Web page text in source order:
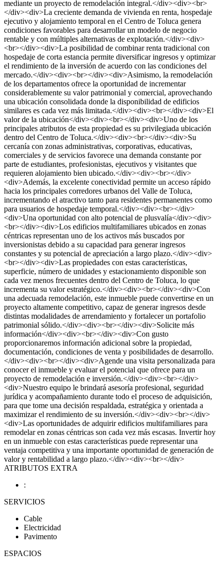
mediante un proyecto de remodelación integral.</div><div><br>
</div><div>La creciente demanda de vivienda en renta, hospedaje
ejecutivo y alojamiento temporal en el Centro de Toluca genera
condiciones favorables para desarrollar un modelo de negocio
rentable y con múltiples alternativas de explotación.</div><div>
<br></div><div>La posibilidad de combinar renta tradicional con
hospedaje de corta estancia permite diversificar ingresos y optimizar
el rendimiento de la inversión de acuerdo con las condiciones del
mercado.</div><div><br></div><div>Asimismo, la remodelación
de los departamentos ofrece la oportunidad de incrementar
considerablemente su valor patrimonial y comercial, aprovechando
una ubicación consolidada donde la disponibilidad de edificios
similares es cada vez más limitada.</div><div><br></div><div>El
valor de la ubicación</div><div><br></div><div>Uno de los
principales atributos de esta propiedad es su privilegiada ubicación
dentro del Centro de Toluca.</div><div><br></div><div>Su
cercanía con zonas administrativas, corporativas, educativas,
comerciales y de servicios favorece una demanda constante por
parte de estudiantes, profesionistas, ejecutivos y visitantes que
requieren alojamiento bien ubicado.</div><div><br></div>
<div>Además, la excelente conectividad permite un acceso rápido
hacia los principales corredores urbanos del Valle de Toluca,
incrementando el atractivo tanto para residentes permanentes como
para usuarios de hospedaje temporal.</div><div><br></div>
<div>Una oportunidad con alto potencial de plusvalía</div><div>
<br></div><div>Los edificios multifamiliares ubicados en zonas
céntricas representan uno de los activos más buscados por
inversionistas debido a su capacidad para generar ingresos
constantes y su potencial de apreciación a largo plazo.</div><div>
<br></div><div>Las propiedades con estas características,
superficie, número de unidades y estacionamiento disponible son
cada vez menos frecuentes dentro del Centro de Toluca, lo que
incrementa su valor estratégico.</div><div><br></div><div>Con
una adecuada remodelación, este inmueble puede convertirse en un
proyecto altamente competitivo, capaz de generar ingresos desde
distintas modalidades de arrendamiento y fortalecer un portafolio
patrimonial sólido.</div><div><br></div><div>Solicite más
información</div><div><br></div><div>Con gusto
proporcionaremos información adicional sobre la propiedad,
documentación, condiciones de venta y posibilidades de desarrollo.
</div><div><br></div><div>Agende una visita personalizada para
conocer el inmueble y evaluar el potencial que ofrece para un
proyecto de remodelación e inversión.</div><div><br></div>
<div>Nuestro equipo le brindará asesoría profesional, seguridad
jurídica y acompañamiento durante todo el proceso de adquisición,
para que tome una decisión respaldada, estratégica y orientada a
maximizar el rendimiento de su inversión.</div><div><br></div>
<div>Las oportunidades de adquirir edificios multifamiliares para
remodelar en zonas céntricas son cada vez más escasas. Invertir hoy
en un inmueble con estas características puede representar una
ventaja competitiva y una importante oportunidad de generación de
valor y rentabilidad a largo plazo.</div><div><br></div>
ATRIBUTOS EXTRA
:
SERVICIOS
Cable
Electricidad
Pavimento
ESPACIOS